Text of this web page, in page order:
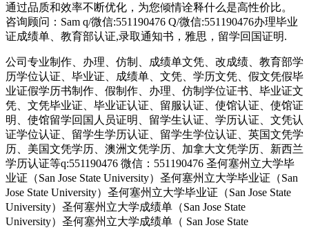
通过品质和效率不断优化，为您倾情诠释什么是高性价比。
咨询顾问：Sam q/微信:551190476 Q/微信:551190476办理毕业
证成绩单、教育部认证,录取通知书，雅思，留学回国证明.
公司专业制作、办理、仿制、成绩单文凭、改成绩、教育部学
历学位认证、毕业证、成绩单、文凭、学历文凭、假文凭假毕
业证假学历书制作、假制作、办理、仿制学位证书、毕业证文
凭、文凭毕业证、毕业证认证、留服认证、使馆认证、使馆证
明、使馆留学回国人员证明、留学生认证、学历认证、文凭认
证学位认证、留学生学历认证、留学生学位认证、英国文凭学
历、美国文凭学历、澳洲文凭学历、加拿大文凭学历、新西兰
学历认证等q:551190476 微信：551190476 圣何塞州立大学毕
业证（San Jose State University）圣何塞州立大学毕业证（San
Jose State University）圣何塞州立大学毕业证（San Jose State
University）圣何塞州立大学成绩单（San Jose State
University）圣何塞州立大学成绩单（ San Jose State